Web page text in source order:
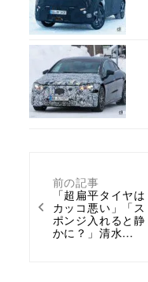
前の記事
「超扁平タイヤは
カッコ悪い」「ス
ポンジ入れると静
かに？」清水…